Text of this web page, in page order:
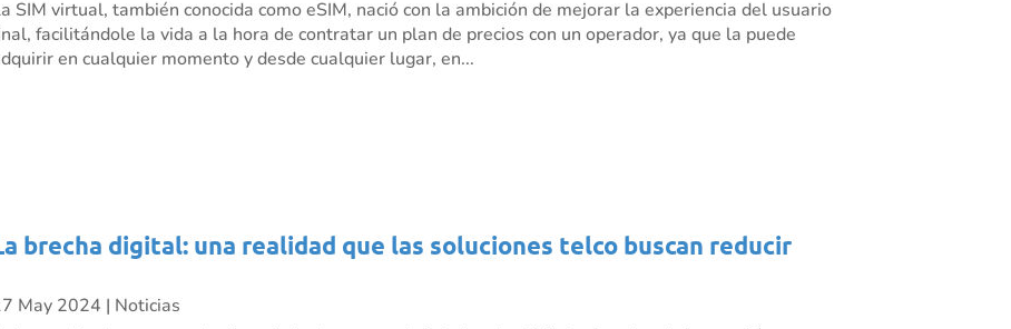
SIM virtual, también conocida como eSIM, nació con la ambición de mejorar la experiencia del usuario
facilitándole la vida a la hora de contratar un plan de precios con un operador, ya que la puede
en cualquier momento y desde cualquier lugar, en...
brecha digital: una realidad que las soluciones telco buscan reducir
May 2024 | Noticias